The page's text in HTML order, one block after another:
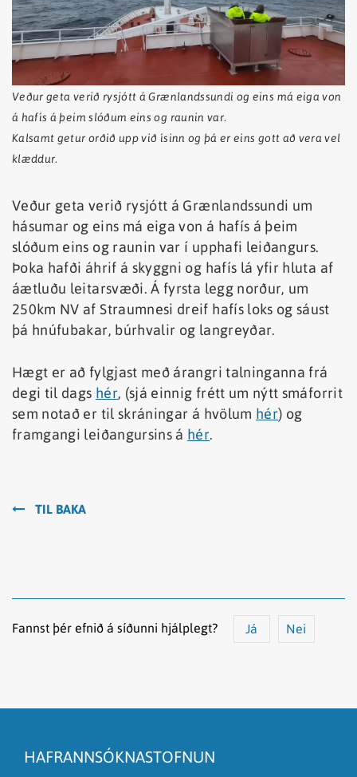
Veður geta verið rysjótt á Grænlandssundi og eins má eiga von
á hafís á þeim slóðum eins og raunin var.
Kalsamt getur orðið upp við ísinn og þá er eins gott að vera vel
klæddur.
Veður geta verið rysjótt á Grænlandssundi um
hásumar og eins má eiga von á hafís á þeim
slóðum eins og raunin var í upphafi leiðangurs.
Þoka hafði áhrif á skyggni og hafís lá yfir hluta af
áætluðu leitarsvæði. Á fyrsta legg norður, um
250km NV af Straumnesi dreif hafís loks og sáust
þá hnúfubakar, búrhvalir og langreyðar.
Hægt er að fylgjast með árangri talninganna frá
degi til dags hér, (sjá einnig frétt um nýtt smáforrit
sem notað er til skráningar á hvölum hér) og
framgangi leiðangursins á hér.
TIL BAKA
Fannst þér efnið á síðunni hjálplegt? Já Nei
Það er of mikið efni á síðunni
HAFRANNSÓKNASTOFNUN